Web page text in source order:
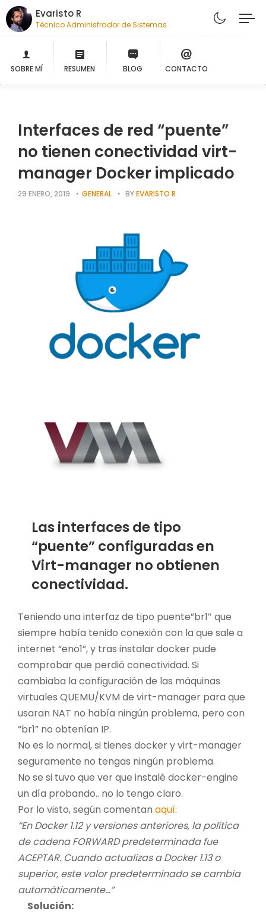
Evaristo R
Técnico Administrador de Sistemas
SOBRE MÍ RESUMEN BLOG CONTACTO
Interfaces de red “puente”
no tienen conectividad virt-
manager Docker implicado
29 ENERO, 2019 GENERAL BYEVARISTO R
Las interfaces de tipo
“puente” configuradas en
Virt-manager no obtienen
conectividad.
Teniendo una interfaz de tipo puente”br1″ que
siempre había tenido conexión con la que sale a
internet “eno1”, y tras instalar docker pude
comprobar que perdió conectividad. Si
cambiaba la configuración de las máquinas
virtuales QUEMU/KVM de virt-manager para que
usaran NAT no había ningún problema, pero con
“br1” no obtenían IP.
No es lo normal, si tienes docker y virt-manager
seguramente no tengas ningún problema.
No se si tuvo que ver que instalé docker-engine
un día probando.. no lo tengo claro.
Por lo visto, según comentan aquí:
“En Docker 1.12 y versiones anteriores, la política
de cadena FORWARD predeterminada fue
ACEPTAR. Cuando actualizas a Docker 1.13 o
superior, este valor predeterminado se cambia
automáticamente…”
Solución: